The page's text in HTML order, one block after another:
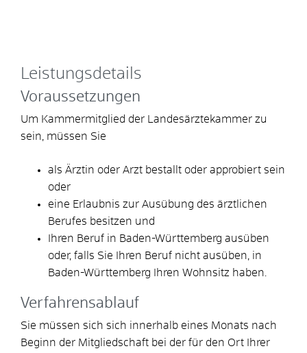
Leistungsdetails
Voraussetzungen
Um Kammermitglied der Landesärztekammer zu
sein, müssen Sie
als Ärztin oder Arzt bestallt oder approbiert sein
oder
eine Erlaubnis zur Ausübung des ärztlichen
Berufes besitzen und
Ihren Beruf in Baden-Württemberg ausüben
oder, falls Sie Ihren Beruf nicht ausüben, in
Baden-Württemberg Ihren Wohnsitz haben.
Verfahrensablauf
Sie müssen sich sich innerhalb eines Monats nach
Beginn der Mitgliedschaft bei der für den Ort Ihrer